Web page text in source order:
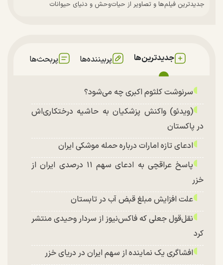
جدیدترین فیلم‌ها و تصاویر از حیات‌وحش و دنیای حیوانات
جدیدترین‌ها پربیننده‌ها پربحث‌ها
سرنوشت کلثوم اکبری چه می‌شود؟
(ویدئو) واکنش پزشکیان به حاشیه درختکاری‌اش
در پاکستان
ادعای تازه امارات درباره حمله موشکی ایران
پاسخ عراقچی به ادعای سهم ۱۱ درصدی ایران از
خزر
علت افزایش مبلغ قبض آب در تابستان
نقل‌قول جعلی که فاکس‌نیوز از سردار وحیدی منتشر
کرد
افشاگری یک نماینده از سهم ایران در دریای خزر